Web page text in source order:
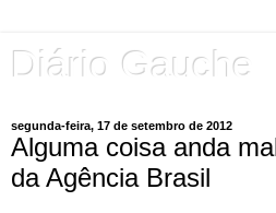
Diário Gauche
segunda-feira, 17 de setembro de 2012
Alguma coisa anda
da Agência Brasil